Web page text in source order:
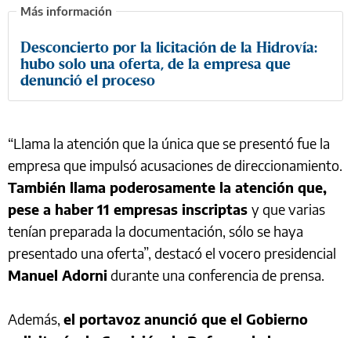
Desconcierto por la licitación de la Hidrovía:
hubo solo una oferta, de la empresa que
denunció el proceso
“Llama la atención que la única que se presentó fue la
empresa que impulsó acusaciones de direccionamiento.
También llama poderosamente la atención que,
pese a haber 11 empresas inscriptas y que varias
tenían preparada la documentación, sólo se haya
presentado una oferta”, destacó el vocero presidencial
Manuel Adornidurante una conferencia de prensa.
Además, el portavoz anunció que el Gobierno